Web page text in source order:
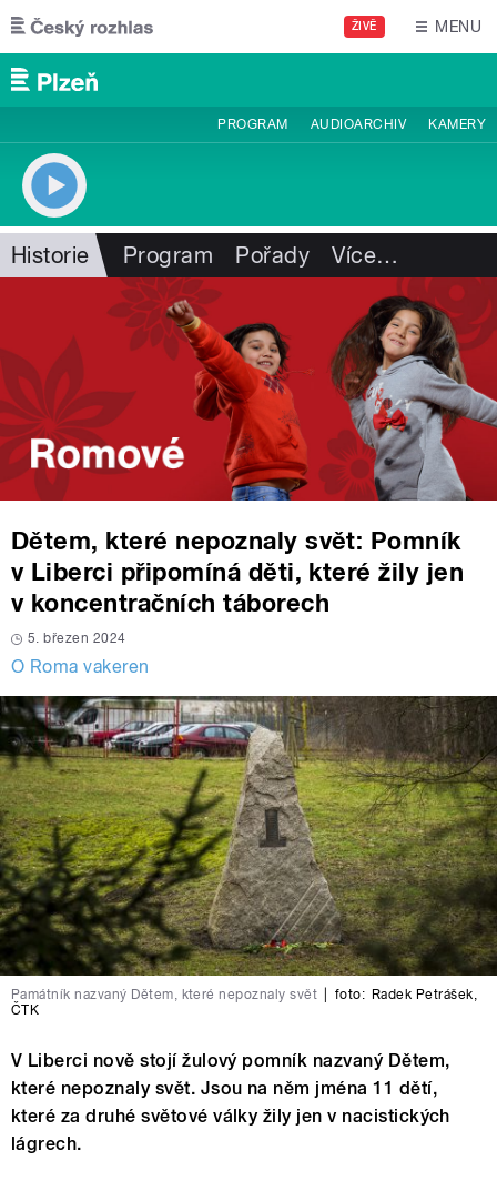
Přejít k hlavnímu obsahu
ŽIVĚ MENU
PROGRAM AUDIOARCHIV KAMERY
Historie Program Pořady Více…
Dětem, které nepoznaly svět: Pomník
v Liberci připomíná děti, které žily jen
v koncentračních táborech
5. březen 2024
O Roma vakeren
Památník nazvaný Dětem, které nepoznaly svět foto: Radek Petrášek
ČTK
V Liberci nově stojí žulový pomník nazvaný Dětem,
které nepoznaly svět. Jsou na něm jména 11 dětí,
které za druhé světové války žily jen v nacistických
lágrech.